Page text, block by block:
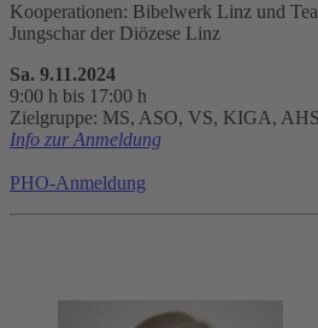
Kooperationen: Bibelwerk Linz und
Jungschar der Diözese Linz
Sa. 9.11.2024
9:00 h bis 17:00 h
Zielgruppe: MS, ASO, VS, KIGA,
Info zur Anmeldung
PHO-Anmeldung